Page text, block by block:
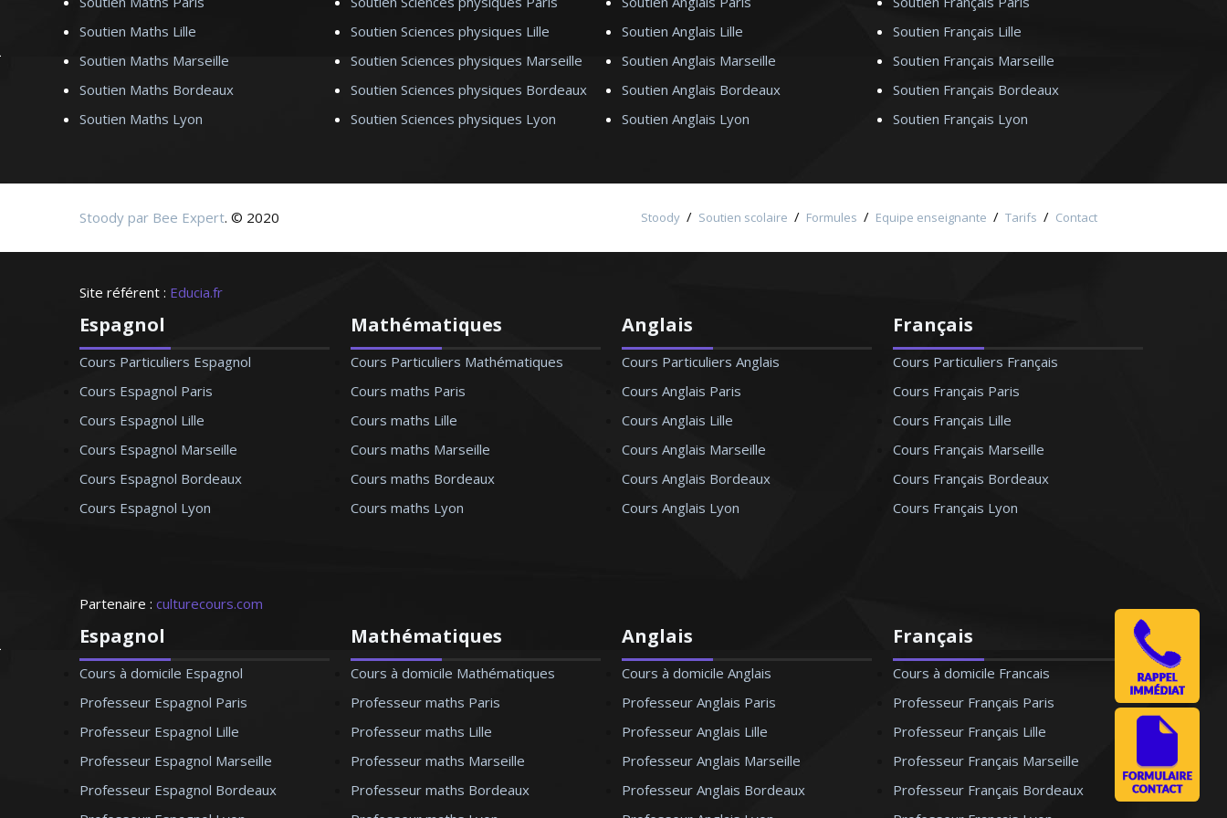
J’ai enseigné l’allemand durant plusieurs années aussi bien au collège qu’au
Grâce à une méthode approuvée, l’allemand n’est plus une langue inaccessible.
Soutien Maths Lille
Soutien Maths Marseille
Soutien Maths Bordeaux
Soutien Maths Lyon
Soutien Sciences physiques Lille
Soutien Sciences physiques Marseille
Soutien Sciences physiques Bordeaux
Soutien Sciences physiques Lyon
Soutien Anglais Lille
Soutien Anglais Marseille
Soutien Anglais Bordeaux
Soutien Anglais Lyon
Soutien Français Lille
Soutien Français Marseille
Soutien Français Bordeaux
Soutien Français Lyon
Stoody par Bee Expert. © 2020 Stoody / Soutien scolaire / Formules / Equipe enseignante / Tarifs / Contact
Site référent : Educia.fr
Espagnol
Cours Particuliers Espagnol
Cours Espagnol Paris
Cours Espagnol Lille
Cours Espagnol Marseille
Cours Espagnol Bordeaux
Cours Espagnol Lyon
Mathématiques
Cours Particuliers Mathématiques
Cours maths Paris
Cours maths Lille
Cours maths Marseille
Cours maths Bordeaux
Cours maths Lyon
Anglais
Cours Particuliers Anglais
Cours Anglais Paris
Cours Anglais Lille
Cours Anglais Marseille
Cours Anglais Bordeaux
Cours Anglais Lyon
Français
Cours Particuliers Français
Cours Français Paris
Cours Français Lille
Cours Français Marseille
Cours Français Bordeaux
Cours Français Lyon
Partenaire : culturecours.com
Espagnol
Cours à domicile Espagnol
Professeur Espagnol Paris
Professeur Espagnol Lille
Professeur Espagnol Marseille
Professeur Espagnol Bordeaux
Mathématiques
Cours à domicile Mathématiques
Professeur maths Paris
Professeur maths Lille
Professeur maths Marseille
Professeur maths Bordeaux
Anglais
Cours à domicile Anglais
Professeur Anglais Paris
Professeur Anglais Lille
Professeur Anglais Marseille
Professeur Anglais Bordeaux
Français
Cours à domicile Francais
Professeur Français Paris
Professeur Français Lille
Professeur Français Marseille
Professeur Français Bordeaux